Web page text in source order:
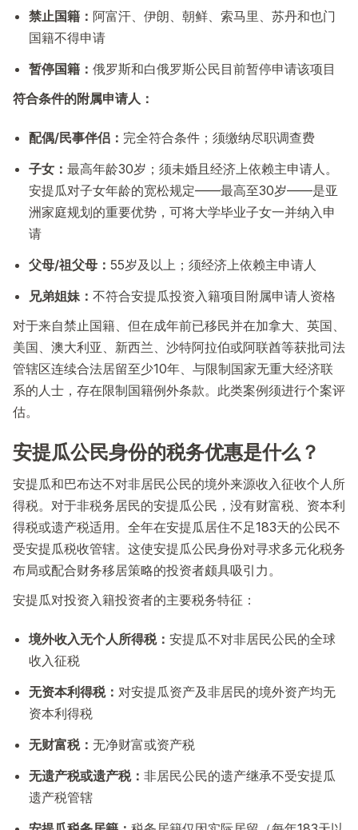
禁止国籍： 阿富汗、伊朗、朝鲜、索马里、苏丹和也门
国籍不得申请
暂停国籍： 俄罗斯和白俄罗斯公民目前暂停申请该项目
符合条件的附属申请人：
配偶/民事伴侣： 完全符合条件；须缴纳尽职调查费
子女： 最高年龄30岁；须未婚且经济上依赖主申请人。
安提瓜对子女年龄的宽松规定——最高至30岁——是亚
洲家庭规划的重要优势，可将大学毕业子女一并纳入申
请
父母/祖父母： 55岁及以上；须经济上依赖主申请人
兄弟姐妹： 不符合安提瓜投资入籍项目附属申请人资格
对于来自禁止国籍、但在成年前已移民并在加拿大、英国、
美国、澳大利亚、新西兰、沙特阿拉伯或阿联酋等获批司法
管辖区连续合法居留至少10年、与限制国家无重大经济联
系的人士，存在限制国籍例外条款。此类案例须进行个案评
估。
安提瓜公民身份的税务优惠是什么？
安提瓜和巴布达不对非居民公民的境外来源收入征收个人所
得税。对于非税务居民的安提瓜公民，没有财富税、资本利
得税或遗产税适用。全年在安提瓜居住不足183天的公民不
受安提瓜税收管辖。这使安提瓜公民身份对寻求多元化税务
布局或配合财务移居策略的投资者颇具吸引力。
安提瓜对投资入籍投资者的主要税务特征：
境外收入无个人所得税： 安提瓜不对非居民公民的全球
收入征税
无资本利得税： 对安提瓜资产及非居民的境外资产均无
资本利得税
无财富税： 无净财富或资产税
无遗产税或遗产税： 非居民公民的遗产继承不受安提瓜
遗产税管辖